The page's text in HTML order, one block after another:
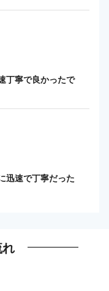
丁寧で良かったで
迅速で丁寧だった